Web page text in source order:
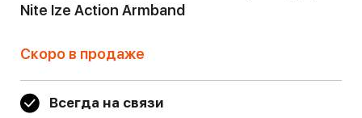
Nite Ize Action Armband
Скоро в продаже
Всегда на связи